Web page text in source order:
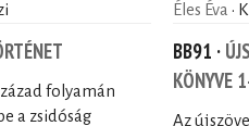
folyamán
a zsidóság
Éles Éva ·
BB91 ·
KÖNYVE
Az